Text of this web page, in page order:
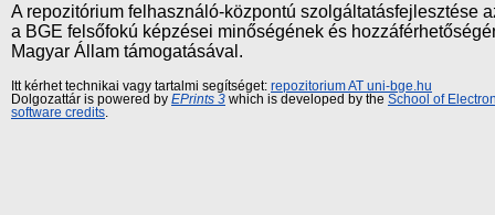
A repozitórium felhasználó-központú szolgáltatásfejlesztése
a BGE felsőfokú képzései minőségének és
Magyar Állam támogatásával.
Itt kérhet technikai vagy tartalmi segítséget: repozitorium AT uni-bge.hu
Dolgozattár is powered by EPrints 3 which is developed by the School of
software credits